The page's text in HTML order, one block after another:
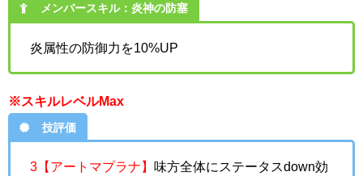
メンバースキル：炎神の防塞
炎属性の防御力を10%UP
※スキルレベルMax
技評価
3【アートマプラナ】 味方全体にステータスdown効